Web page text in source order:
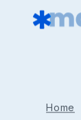
Home